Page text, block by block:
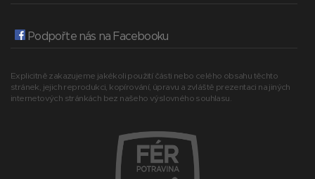
Podpořte nás na Facebooku
Explicitně zakazujeme jakékoli použití části nebo celého obsahu těchto
stránek, jejich reprodukci, kopírování, úpravu a zvláště prezentaci na jiných
internetových stránkách bez našeho výslovného souhlasu.